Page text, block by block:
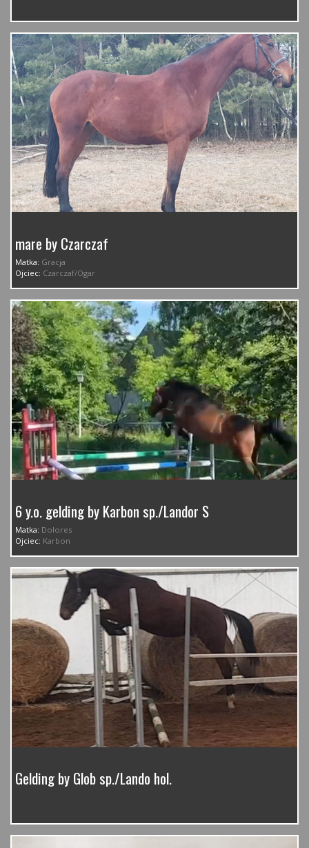
mare by Czarczaf
Matka: Gracja
Ojciec: Czarczaf/Ogar
6 y.o. gelding by Karbon sp./Landor S
Matka: Dolores
Ojciec: Karbon
Gelding by Glob sp./Lando hol.